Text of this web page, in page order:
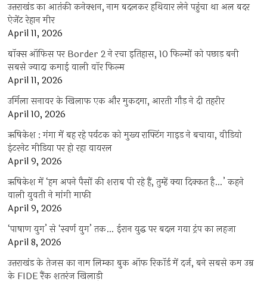
उत्तराखंड का आतंकी कनेक्शन, नाम बदलकर हथियार लेने पहुंचा था अल बदर
ऐजेंट रेहान मीर
April 11, 2026
बॉक्स ऑफिस पर Border 2 ने रचा इतिहास, 10 फिल्मों को पछाड़ बनी
सबसे ज्यादा कमाई वाली वॉर फिल्म
April 11, 2026
उर्मिला सनावर के खिलाफ एक और मुकदमा, आरती गौड़ ने दी तहरीर
April 10, 2026
ऋषिकेश : गंगा में बह रहे पर्यटक को मुख्य राफ्टिंग गाइड ने बचाया, वीडियो
इंटरनेट मीडिया पर हो रहा वायरल
April 9, 2026
ऋषिकेश में ‘हम अपने पैसों की शराब पी रहे हैं, तुम्हें क्या दिक्कत है…’ कहने
वाली युवती ने मांगी माफी
April 9, 2026
‘पाषाण युग’ से ‘स्वर्ण युग’ तक… ईरान युद्ध पर बदल गया ट्रंप का लहजा
April 8, 2026
उत्तराखंड के तेजस का नाम लिम्का बुक ऑफ रिकॉर्ड में दर्ज, बने सबसे कम उम्र
के FIDE रैंक शतरंज खिलाड़ी